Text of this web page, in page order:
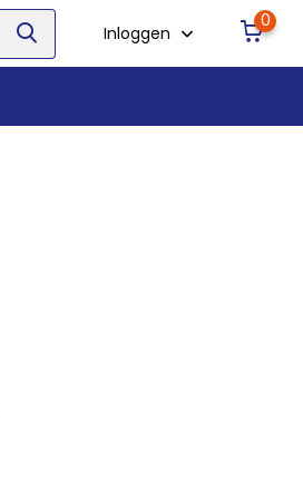
Inloggen
0